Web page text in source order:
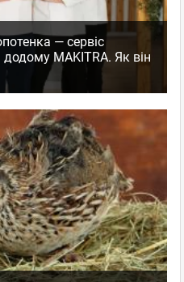
— сервіс
MAKITRA. Як він